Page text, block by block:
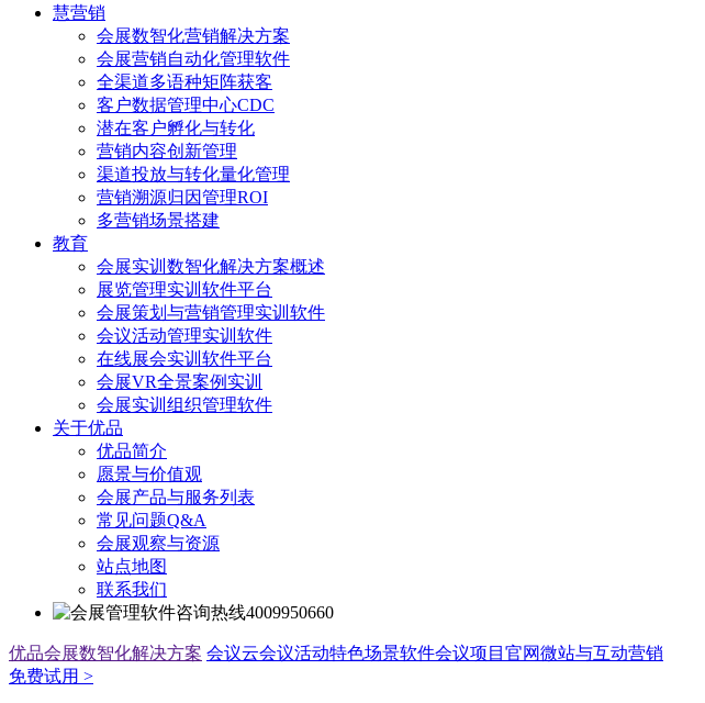
慧营销
会展数智化营销解决方案
会展营销自动化管理软件
全渠道多语种矩阵获客
客户数据管理中心CDC
潜在客户孵化与转化
营销内容创新管理
渠道投放与转化量化管理
营销溯源归因管理ROI
多营销场景搭建
教育
会展实训数智化解决方案概述
展览管理实训软件平台
会展策划与营销管理实训软件
会议活动管理实训软件
在线展会实训软件平台
会展VR全景案例实训
会展实训组织管理软件
关于优品
优品简介
愿景与价值观
会展产品与服务列表
常见问题Q&A
会展观察与资源
站点地图
联系我们
4009950660
优品会展数智化解决方案 会议云会议活动特色场景软件会议项目官网微站与互动营销
免费试用 >